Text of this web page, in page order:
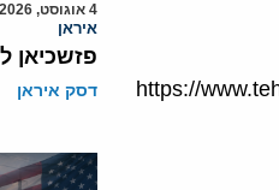
4 אוגוסט, 2026
איראן
פזשכיאן
דסק איראן